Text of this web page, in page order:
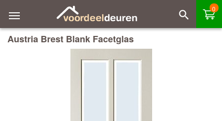
0
Austria Brest Blank Facetglas